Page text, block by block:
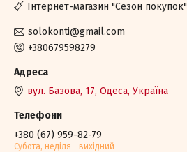
Iнтернет-магазин "Сезон покупок"
solokonti@gmail.com
+380679598279
вул. Базова, 17, Одеса, Україна
+380 (67) 959-82-79
Субота, недiля - вихiдний